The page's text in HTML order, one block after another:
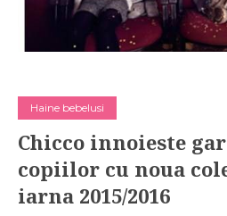
Haine bebelusi
Chicco innoieste
copiilor cu noua
iarna 2015/2016